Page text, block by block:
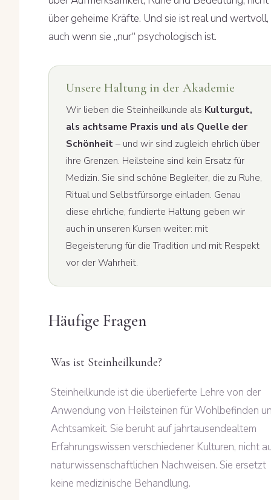
über geheime Kräfte. Und sie ist real und wertvoll,
auch wenn sie „nur“ psychologisch ist.
Unsere Haltung in der Akademie
Wir lieben die Steinheilkunde als Kulturgut,
als achtsame Praxis und als Quelle der
Schönheit– und wir sind zugleich ehrlich über
ihre Grenzen. Heilsteine sind kein Ersatz für
Medizin. Sie sind schöne Begleiter, die zu Ruhe,
Ritual und Selbstfürsorge einladen. Genau
diese ehrliche, fundierte Haltung geben wir
auch in unseren Kursen weiter: mit
Begeisterung für die Tradition und mit Respekt
vor der Wahrheit.
Häufige Fragen
Was ist Steinheilkunde?
Steinheilkunde ist die überlieferte Lehre von der
Anwendung von Heilsteinen für Wohlbefinden
Achtsamkeit. Sie beruht auf jahrtausendealtem
Erfahrungswissen verschiedener Kulturen, nicht
naturwissenschaftlichen Nachweisen. Sie ersetzt
keine medizinische Behandlung.